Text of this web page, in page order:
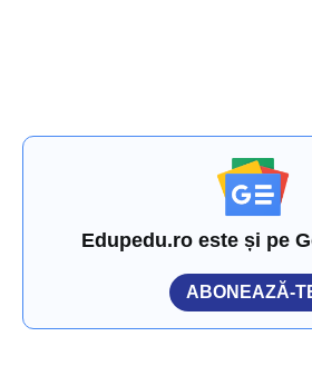
Edupedu.ro este și pe
ABONEAZĂ-